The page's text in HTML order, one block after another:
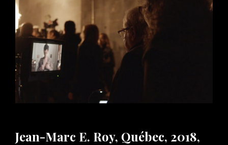
Jean-Marc E. Roy, Québec, 2018,